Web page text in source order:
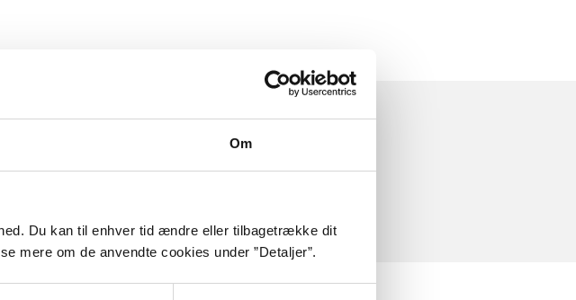
Om
Du kan til enhver tid ændre eller tilbagetrække dit
mere om de anvendte cookies under ”Detaljer”.